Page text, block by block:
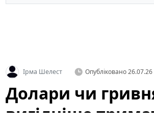
Ірма Шелест Опубліковано26.07.26
Долари чи
вигідніше